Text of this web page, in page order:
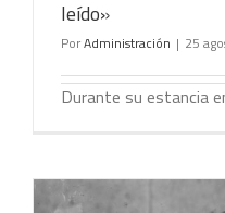
leído»
PorAdministración | 25
Durante su estancia